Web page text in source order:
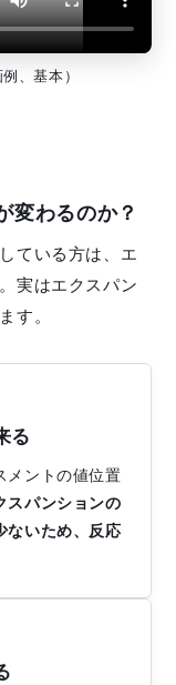
、基本）
変わるのか？
ている方は、エ
実はエクスパン
す。
る
メントの値位置
スパンションの
ないため、反応